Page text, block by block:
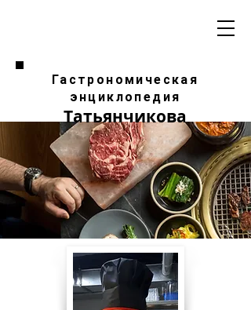
Гастрономическая
энциклопедия
Татьянчикова